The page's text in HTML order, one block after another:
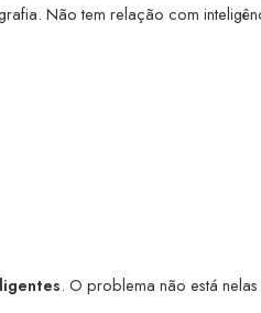
Não tem relação com
. O problema não está